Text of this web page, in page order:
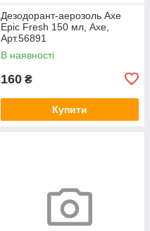
Дезодорант-аерозоль Axe
Epic Fresh 150 мл, Axe,
Арт.56891
В наявності
160 ₴
Купити